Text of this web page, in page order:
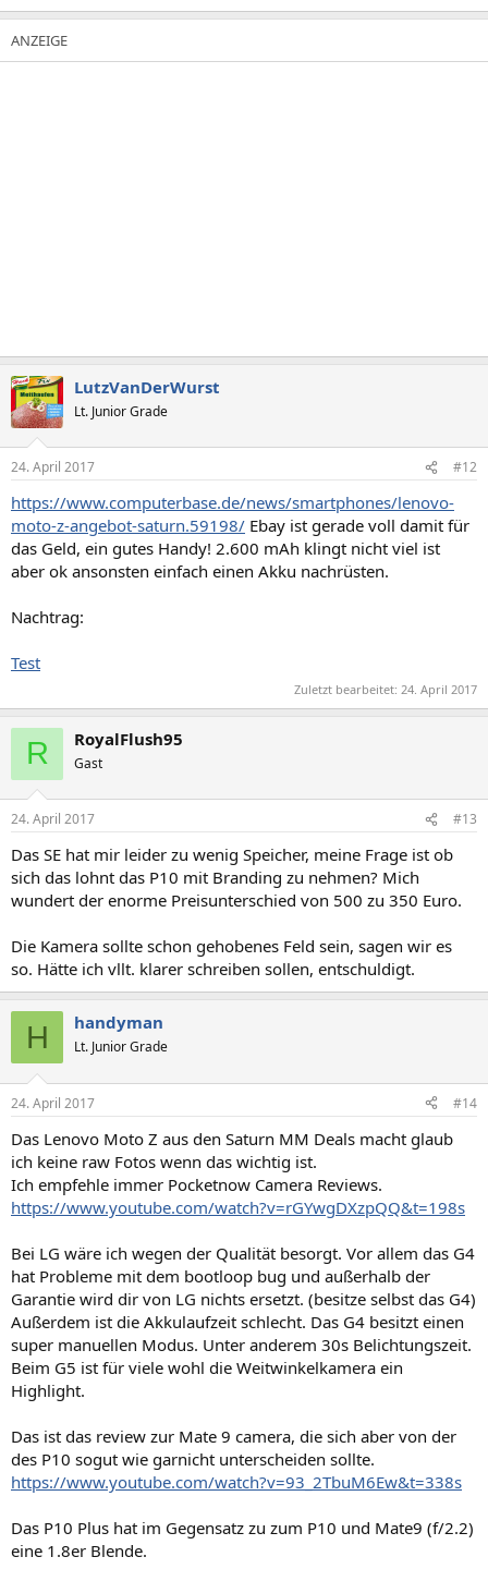
LutzVanDerWurst
Lt. Junior Grade
24. April 2017 #12
https://www.computerbase.de/news/smartphones/lenovo-
moto-z-angebot-saturn.59198/ Ebay ist gerade voll damit für
das Geld, ein gutes Handy! 2.600 mAh klingt nicht viel ist
aber ok ansonsten einfach einen Akku nachrüsten.
Nachtrag:
Test
Zuletzt bearbeitet: 24. April 2017
R RoyalFlush95
Gast
24. April 2017 #13
Das SE hat mir leider zu wenig Speicher, meine Frage ist ob
sich das lohnt das P10 mit Branding zu nehmen? Mich
wundert der enorme Preisunterschied von 500 zu 350 Euro.
Die Kamera sollte schon gehobenes Feld sein, sagen wir es
so. Hätte ich vllt. klarer schreiben sollen, entschuldigt.
H handyman
Lt. Junior Grade
24. April 2017 #14
Das Lenovo Moto Z aus den Saturn MM Deals macht glaub
ich keine raw Fotos wenn das wichtig ist.
Ich empfehle immer Pocketnow Camera Reviews.
https://www.youtube.com/watch?v=rGYwgDXzpQQ&t=198s
Bei LG wäre ich wegen der Qualität besorgt. Vor allem das G4
hat Probleme mit dem bootloop bug und außerhalb der
Garantie wird dir von LG nichts ersetzt. (besitze selbst das G4)
Außerdem ist die Akkulaufzeit schlecht. Das G4 besitzt einen
super manuellen Modus. Unter anderem 30s Belichtungszeit.
Beim G5 ist für viele wohl die Weitwinkelkamera ein
Highlight.
Das ist das review zur Mate 9 camera, die sich aber von der
des P10 sogut wie garnicht unterscheiden sollte.
https://www.youtube.com/watch?v=93_2TbuM6Ew&t=338s
Das P10 Plus hat im Gegensatz zu zum P10 und Mate9 (f/2.2)
eine 1.8er Blende.